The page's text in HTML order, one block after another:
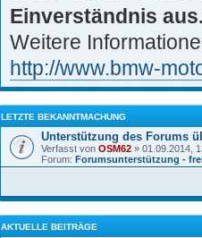
Einverständnis
Weitere
http://www.bmw-
LETZTE BEKANNTMACHUNG
Unterstützung des Forums
Verfasst von OSM62 » 01.09.2014,
Forum: Forumsunterstützung -
AKTUELLE BEITRÄGE